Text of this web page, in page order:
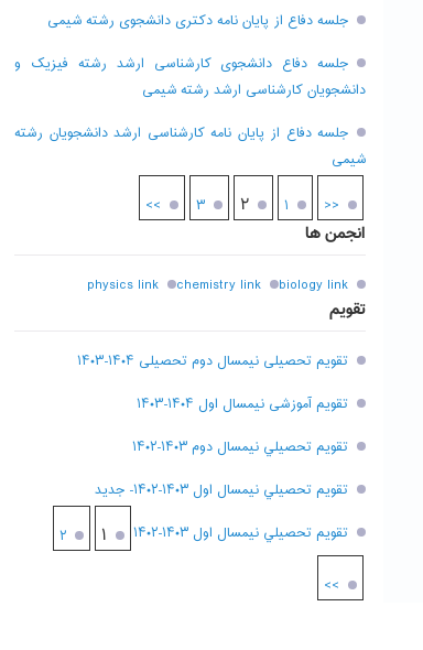
جلسه دفاع از پایان نامه دکتری دانشجوی رشته شیمی
جلسه دفاع دانشجوی کارشناسی ارشد رشته فیزیک و
دانشجویان کارشناسی ارشد رشته شیمی
جلسه دفاع از پایان نامه کارشناسی ارشد دانشجویان رشته
شیمی
<< ۱ ۲ ۳ >>
انجمن ها
biology link
chemistry link
physics link
تقویم
تقویم تحصیلی نیمسال دوم تحصیلی ۱۴۰۴-۱۴۰۳
تقویم آموزشی نیمسال اول ۱۴۰۴-۱۴۰۳
تقويم تحصيلي نيمسال دوم ۱۴۰۳-۱۴۰۲
تقويم تحصيلي نيمسال اول ۱۴۰۳-۱۴۰۲- جديد
تقويم تحصيلي نيمسال اول ۱۴۰۳-۱۴۰۲
۱ ۲
>>